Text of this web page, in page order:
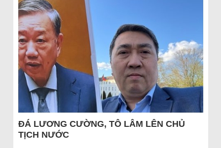
ĐÁ LƯƠNG CƯỜNG, TÔ LÂM LÊN CHỦ
TỊCH NƯỚC